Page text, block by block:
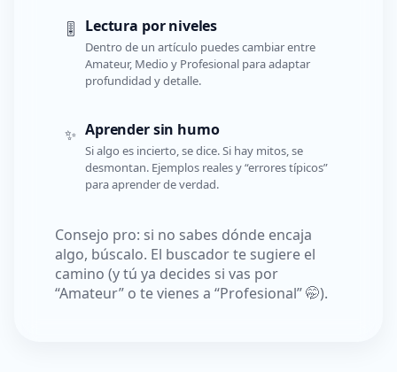
🎚️ Lectura por niveles
Dentro de un artículo puedes cambiar entre
Amateur, Medio y Profesional para adaptar
profundidad y detalle.
✨ Aprender sin humo
Si algo es incierto, se dice. Si hay mitos, se
desmontan. Ejemplos reales y “errores típicos”
para aprender de verdad.
Consejo pro: si no sabes dónde encaja
algo, búscalo. El buscador te sugiere el
camino (y tú ya decides si vas por
“Amateur” o te vienes a “Profesional” 🤭).